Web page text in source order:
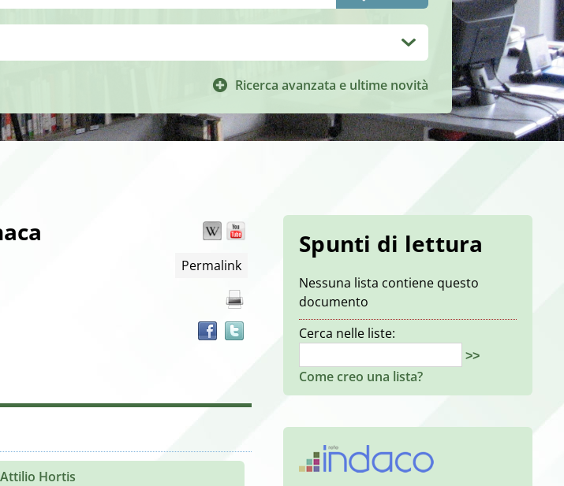
Ricerca avanzata e ultime novità
Wikipedia
Permalink
Hortis
Spunti di lettura
Nessuna lista contiene questo
documento
Cerca nelle liste:
>>
Come creo una lista?